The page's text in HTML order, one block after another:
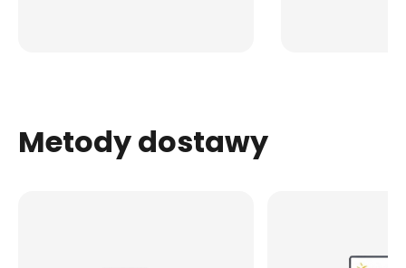
Metody dostawy